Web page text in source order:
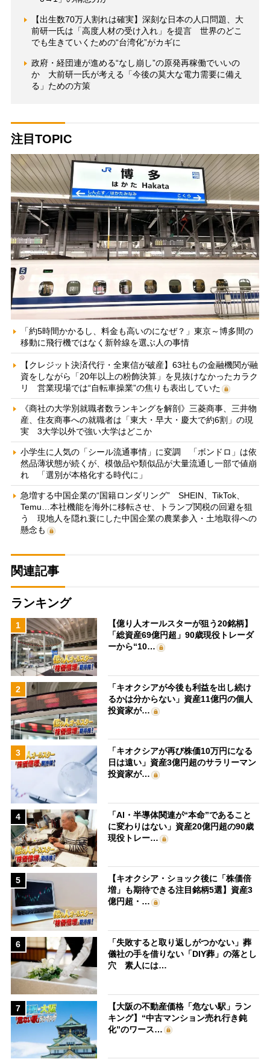
【出生数70万人割れは確実】深刻な日本の人口問題、大
前研一氏は「高度人材の受け入れ」を提言 世界のどこ
でも生きていくための“台湾化”がカギに
政府・経団連が進める“なし崩し”の原発再稼働でいいの
か 大前研一氏が考える「今後の莫大な電力需要に備え
る」ための方策
注目TOPIC
「約5時間かかるし、料金も高いのになぜ？」東京～博多間の
移動に飛行機ではなく新幹線を選ぶ人の事情
【クレジット決済代行・全東信が破産】63社もの金融機関が融
資をしながら「20年以上の粉飾決算」を見抜けなかったカラク
リ 営業現場では“自転車操業”の焦りも表出していた
《商社の大学別就職者数ランキングを解剖》三菱商事、三井物
産、住友商事への就職者は「東大・早大・慶大で約6割」の現
実 3大学以外で強い大学はどこか
小学生に人気の「シール流通事情」に変調 「ボンドロ」は依
然品薄状態が続くが、模倣品や類似品が大量流通し一部で値崩
れ 「選別が本格化する時代に」
急増する中国企業の“国籍ロンダリング” SHEIN、TikTok、
Temu…本社機能を海外に移転させ、トランプ関税の回避を狙
う 現地人を隠れ蓑にした中国企業の農業参入・土地取得への
懸念も
関連記事
ランキング
1
【億り人オールスターが狙う20銘柄】
「総資産69億円超」90歳現役トレーダ
ーから“10…
2
「キオクシアが今後も利益を出し続け
るかは分からない」資産11億円の個人
投資家が…
3
「キオクシアが再び株価10万円になる
日は遠い」資産3億円超のサラリーマン
投資家が…
4
「AI・半導体関連が“本命”であること
に変わりはない」資産20億円超の90歳
現役トレー…
5
【キオクシア・ショック後に「株価倍
増」も期待できる注目銘柄5選】資産3
億円超・…
6
「失敗すると取り返しがつかない」葬
儀社の手を借りない「DIY葬」の落とし
穴 素人には…
7
【大阪の不動産価格「危ない駅」ラン
キング】“中古マンション売れ行き鈍
化”のワース…